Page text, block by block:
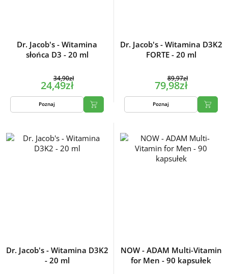
Dr. Jacob's - Witamina
słońca D3 - 20 ml
34,90zł
24,49zł
Poznaj
Dr. Jacob's - Witamina D3K2
FORTE - 20 ml
89,97zł
79,98zł
Poznaj
Dr. Jacob's - Witamina D3K2
- 20 ml
NOW - ADAM Multi-Vitamin
for Men - 90 kapsułek